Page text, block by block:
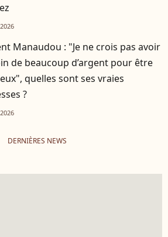
Manaudou : "Je ne crois pas avoir
de beaucoup d’argent pour être
quelles sont ses vraies
?
DERNIÈRES NEWS